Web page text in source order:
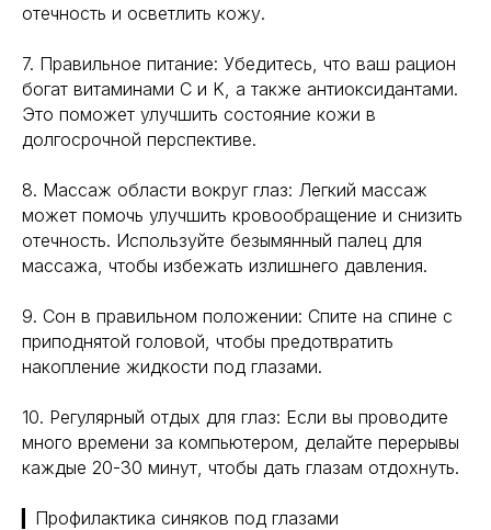
отечность и осветлить кожу.
7. Правильное питание: Убедитесь, что ваш рацион
богат витаминами C и K, а также антиоксидантами.
Это поможет улучшить состояние кожи в
долгосрочной перспективе.
8. Массаж области вокруг глаз: Легкий массаж
может помочь улучшить кровообращение и снизить
отечность. Используйте безымянный палец для
массажа, чтобы избежать излишнего давления.
9. Сон в правильном положении: Спите на спине с
приподнятой головой, чтобы предотвратить
накопление жидкости под глазами.
10. Регулярный отдых для глаз: Если вы проводите
много времени за компьютером, делайте перерывы
каждые 20-30 минут, чтобы дать глазам отдохнуть.
▎Профилактика синяков под глазами